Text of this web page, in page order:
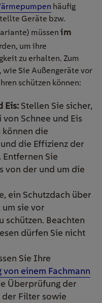
häufig
Geräte bzw.
müssen im
um ihre
zu erhalten. Zum
wie Sie Außengeräte vor
schützen können:
Eis: Stellen Sie sicher,
Schnee und Eis
können die
die Effizienz der
Sie
von der und um die
ein Schutzdach über
sie vor
schützen. Beachten
dürfen Sie nicht
Sie Ihre
von einem Fachmann
Überprüfung der
Filter sowie